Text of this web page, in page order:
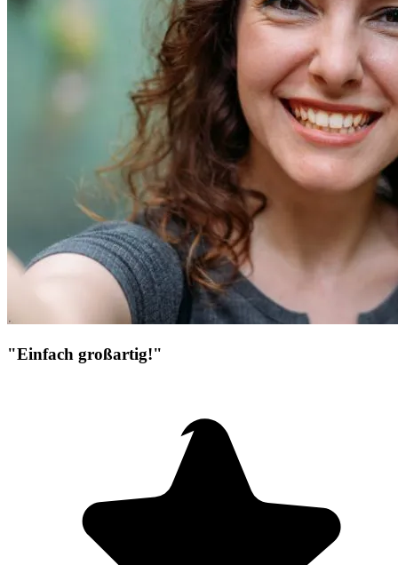
"Einfach großartig!"